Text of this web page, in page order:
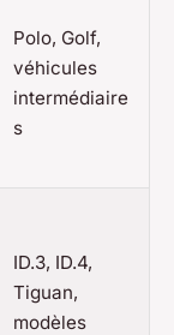
Polo, Golf,
véhicules
intermédiaire
s
ID.3, ID.4,
Tiguan,
modèles